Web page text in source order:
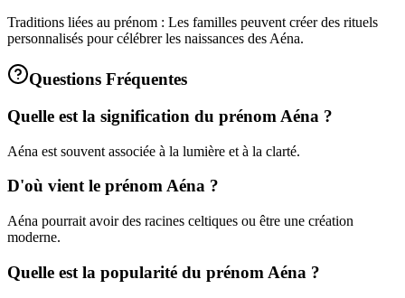
Traditions liées au prénom : Les familles peuvent créer des rituels
personnalisés pour célébrer les naissances des Aéna.
Questions Fréquentes
Quelle est la signification du prénom Aéna ?
Aéna est souvent associée à la lumière et à la clarté.
D'où vient le prénom Aéna ?
Aéna pourrait avoir des racines celtiques ou être une création
moderne.
Quelle est la popularité du prénom Aéna ?